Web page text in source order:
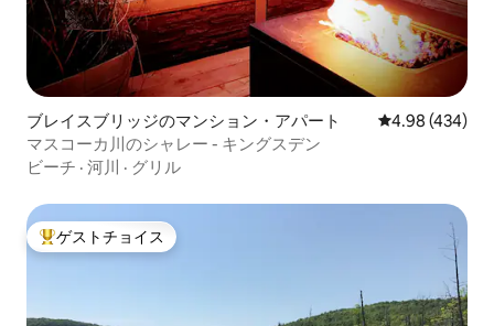
ブレイスブリッジのマンション・アパート レビュー434
4.98 (434)
マスコーカ川のシャレー - キングスデン
ビーチ · 河川 · グリル
大好評のゲストチョイスです。
ゲストチョイス